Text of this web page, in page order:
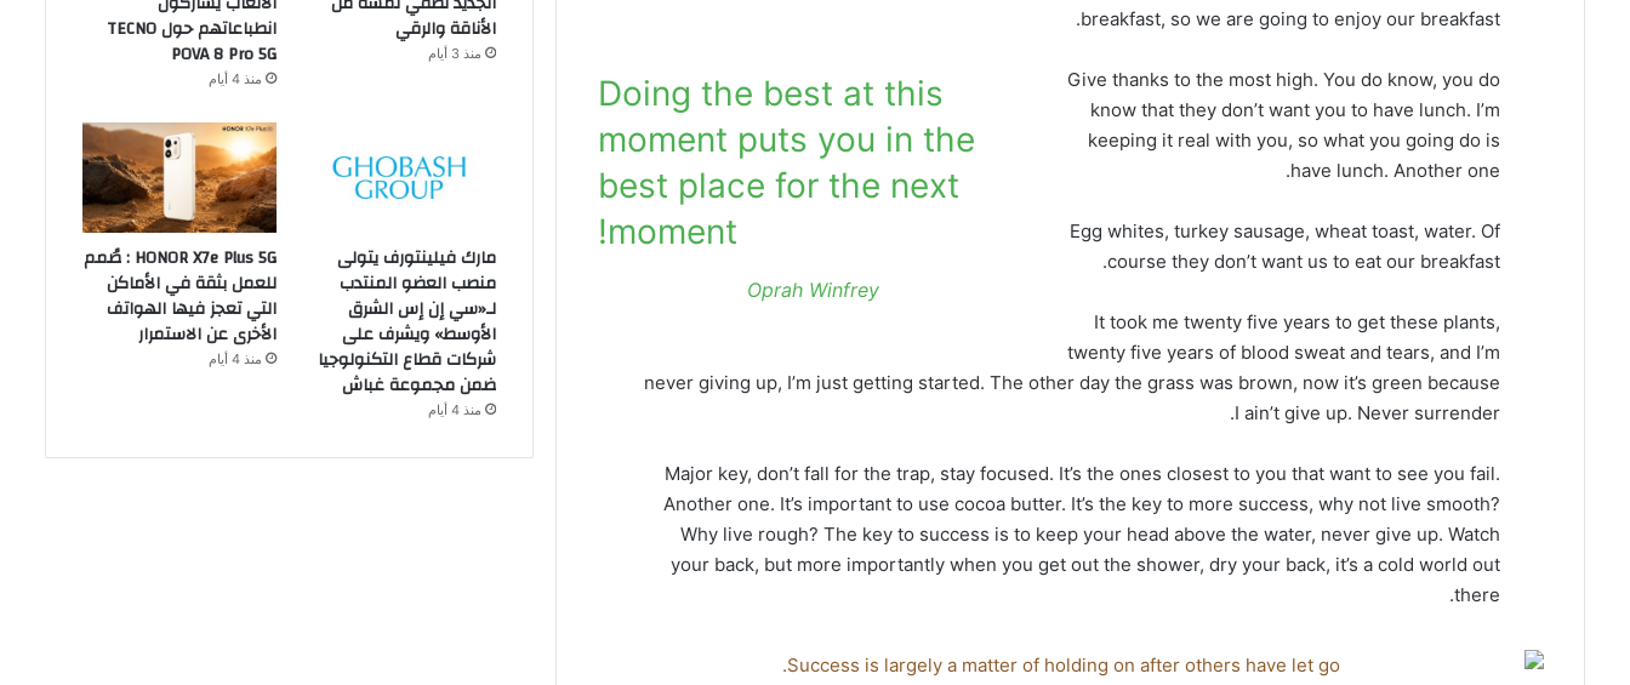
breakfast, so we are going to enjoy our breakfast.
Doing the best at this
moment puts you in the
best place for the next
moment!
Oprah Winfrey
Give thanks to the most high. You do know, you do
know that they don’t want you to have lunch. I’m
keeping it real with you, so what you going do is
have lunch. Another one.
Egg whites, turkey sausage, wheat toast, water. Of
course they don’t want us to eat our breakfast.
It took me twenty five years to get these plants,
twenty five years of blood sweat and tears, and I’m
never giving up, I’m just getting started. The other day the grass was brown, now it’s green because
I ain’t give up. Never surrender.
Major key, don’t fall for the trap, stay focused. It’s the ones closest to you that want to see you fail.
Another one. It’s important to use cocoa butter. It’s the key to more success, why not live smooth?
Why live rough? The key to success is to keep your head above the water, never give up. Watch
your back, but more importantly when you get out the shower, dry your back, it’s a cold world out
there.
الأناقة والرقي
منذ 3 أيام
انطباعاتهم حول TECNO
POVA 8 Pro 5G
منذ 4 أيام
مارك فيلينتورف يتولى
منصب العضو المنتدب
لـ«سي إن إس الشرق
الأوسط» ويشرف على
شركات قطاع التكنولوجيا
ضمن مجموعة غباش
منذ 4 أيام
HONOR X7e Plus 5G : صُمم
للعمل بثقة في الأماكن
التي تعجز فيها الهواتف
الأخرى عن الاستمرار
منذ 4 أيام